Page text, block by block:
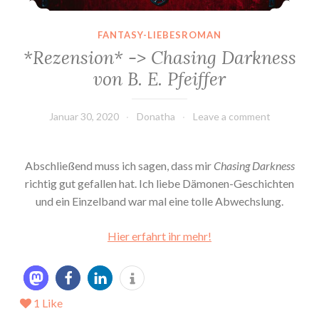
FANTASY-LIEBESROMAN
*Rezension* -> Chasing Darkness
von B. E. Pfeiffer
Januar 30, 2020 Donatha Leave a comment
Abschließend muss ich sagen, dass mirChasing Darkness
richtig gut gefallen hat. Ich liebe Dämonen-Geschichten
und ein Einzelband war mal eine tolle Abwechslung.
Hier erfahrt ihr mehr!
1 Like